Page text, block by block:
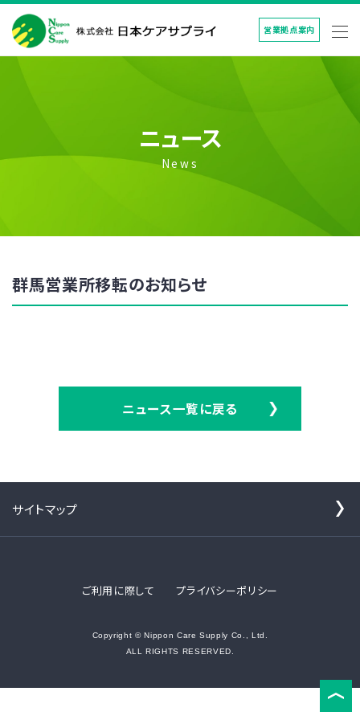
営業拠点案内
ニュース
News
群馬営業所移転のお知らせ
ニュース一覧に戻る
サイトマップ
ご利用に際して プライバシーポリシー
Copyright © Nippon Care Supply Co., Ltd.
ALL RIGHTS RESERVED.